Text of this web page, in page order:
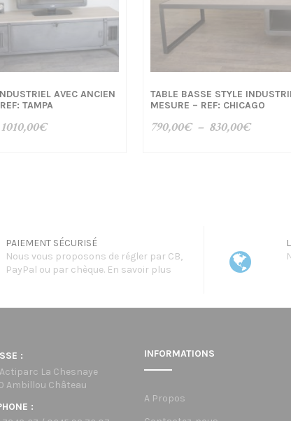
AVEC ANCIEN
TAMPA
1010,00€Plage
TABLE BASSE STYLE
MESURE – REF: CHICAGO
790,00€ – 830,00€Plage
PAIEMENT SÉCURISÉ
Nous vous proposons de régler par CB,
PayPal ou par chèque. En savoir plus
:
La Chesnaye
Ambillou Château
:
INFORMATIONS
A Propos